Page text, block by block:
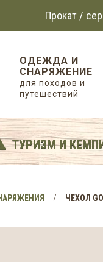
Прокат /
ОДЕЖДА И
СНАРЯЖЕНИЕ
для походов и
путешествий
ТУРИЗМ И
ЧЕХОЛ